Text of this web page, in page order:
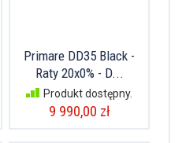
Primare DD35 Black -
Raty 20x0% - D...
Produkt dostępny.
9 990,00 zł